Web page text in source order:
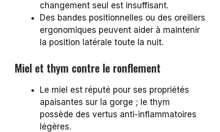
changement seul est insuffisant.
Des bandes positionnelles ou des oreillers
ergonomiques peuvent aider à maintenir
la position latérale toute la nuit.
Miel et thym contre le ronflement
Le miel est réputé pour ses propriétés
apaisantes sur la gorge ; le thym
possède des vertus anti-inflammatoires
légères.